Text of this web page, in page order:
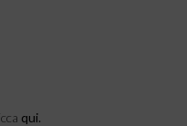
qui.